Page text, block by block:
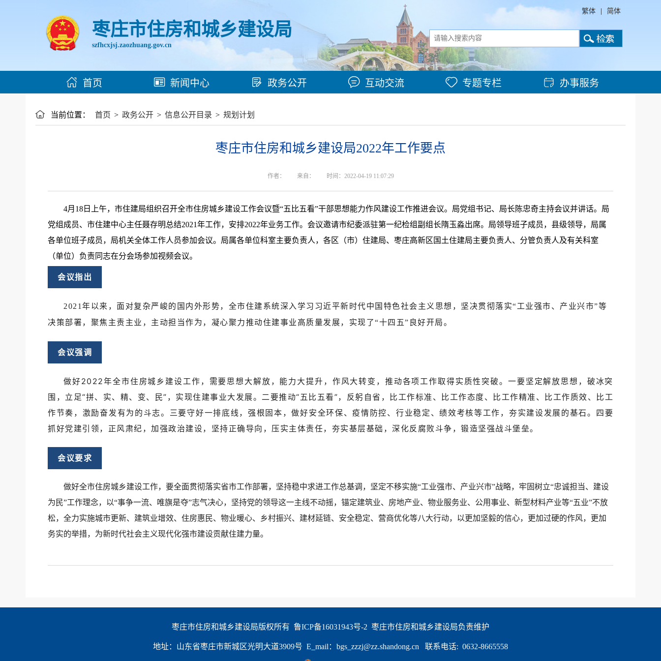
枣庄市住房和城乡建设局
szfhcxjsj.zaozhuang.gov.cn
繁体 简体
首页 新闻中心 政务公开 互动交流 专题专栏 办事服务
当前位置： 首页 > 政务公开 > 信息公开目录 > 规划计划
枣庄市住房和城乡建设局2022年工作要点
作者： 来自： 时间：2022-04-19 11:07:29
4月18日上午，市住建局组织召开全市住房城乡建设工作会议暨“五比五看”干部思想能力作风建设工作推进会议。局党组书记、局长陈忠奇主持会议并讲话。局
党组成员、市住建中心主任聂存明总结2021年工作，安排2022年业务工作。会议邀请市纪委派驻第一纪检组副组长隋玉淼出席。局领导班子成员，县级领导，局属
各单位班子成员，局机关全体工作人员参加会议。局属各单位科室主要负责人，各区（市）住建局、枣庄高新区国土住建局主要负责人、分管负责人及有关科室
（单位）负责同志在分会场参加视频会议。
会议指出
2021年以来，面对复杂严峻的国内外形势，全市住建系统深入学习习近平新时代中国特色社会主义思想，坚决贯彻落实“工业强市、产业兴市”等
决策部署，聚焦主责主业，主动担当作为，凝心聚力推动住建事业高质量发展，实现了“十四五”良好开局。
会议强调
做好2022年全市住房城乡建设工作，需要思想大解放，能力大提升，作风大转变，推动各项工作取得实质性突破。一要坚定解放思想，破冰突
围，立足“拼、实、精、变、民”，实现住建事业大发展。二要推动“五比五看”，反躬自省，比工作标准、比工作态度、比工作精准、比工作质效、比工
作节奏，激励奋发有为的斗志。三要守好一排底线，强根固本，做好安全环保、疫情防控、行业稳定、绩效考核等工作，夯实建设发展的基石。四要
抓好党建引领，正风肃纪，加强政治建设，坚持正确导向，压实主体责任，夯实基层基础，深化反腐败斗争，锻造坚强战斗堡垒。
会议要求
做好全市住房城乡建设工作，要全面贯彻落实省市工作部署，坚持稳中求进工作总基调，坚定不移实施“工业强市、产业兴市”战略，牢固树立“忠诚担当、建设
为民”工作理念，以“事争一流、唯旗是夺”志气决心，坚持党的领导这一主线不动摇，锚定建筑业、房地产业、物业服务业、公用事业、新型材料产业等“五业”不放
松，全力实施城市更新、建筑业增效、住房惠民、物业暖心、乡村振兴、建材延链、安全稳定、营商优化等八大行动，以更加坚毅的信心，更加过硬的作风，更加
务实的举措，为新时代社会主义现代化强市建设贡献住建力量。
枣庄市住房和城乡建设局版权所有 鲁ICP备16031943号-2
  枣庄市住房和城乡建设局负责维护
地址：山东省枣庄市新城区光明大道3909号  E_mail：bgs_zzzj@zz.shandong.cn   联系电话:  0632-8665558